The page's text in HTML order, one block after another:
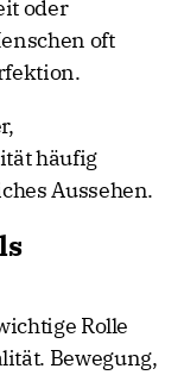
oder
oft
häufig
Aussehen.
Rolle
Bewegung,